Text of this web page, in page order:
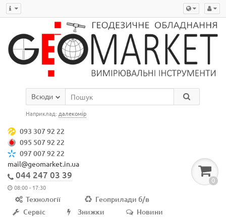
Всюди
Наприклад: далекомір
093 307 92 22
095 507 92 22
097 007 92 22
mail@geomarket.in.ua
044 247 03 39
08:00 - 17:30
0
Технології
Геоприлади б/в
Сервіс
Знижки
Новини